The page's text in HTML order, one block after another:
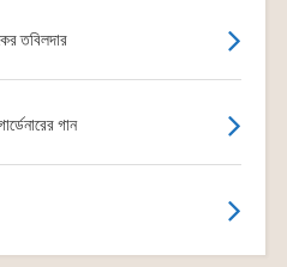
তবিলদার
গান